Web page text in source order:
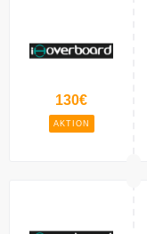
130€
AKTION